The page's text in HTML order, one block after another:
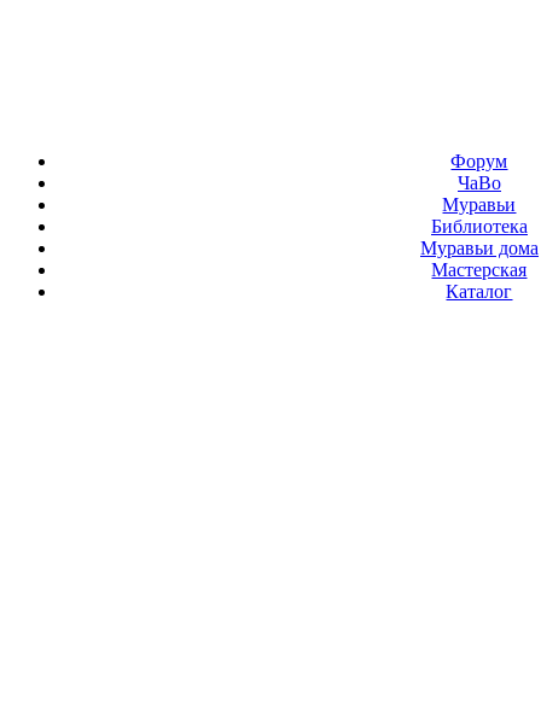
Форум
ЧаВо
Муравьи
Библиотека
Муравьи дома
Мастерская
Каталог